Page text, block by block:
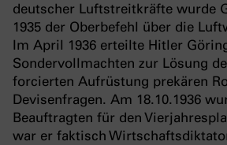
deutscher Luftstreitkräfte wurde
1935 der Oberbefehl über die
Im April 1936 erteilte Hitler
Sondervollmachten zur Lösung
forcierten Aufrüstung prekären
Devisenfragen. Am 18.10.1936
Beauftragten für den
war er faktisch